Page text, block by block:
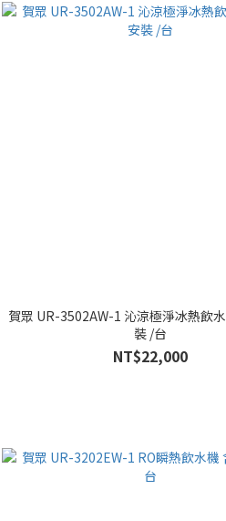
賀眾 UR-3502AW-1 沁涼極淨冰熱飲
裝 /台
NT$22,000